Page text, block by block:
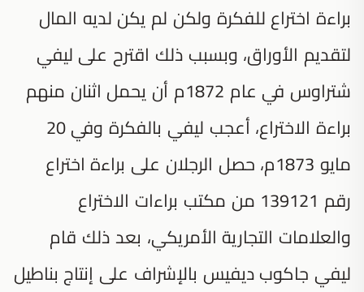
براءة اختراع للفكرة ولكن لم يكن لديه المال
لتقديم الأوراق، وبسبب ذلك اقترح على ليفي
شتراوس في عام 1872م أن يحمل اثنان منهم
براءة الاختراع، أعجب ليفي بالفكرة وفي 20
مايو 1873م، حصل الرجلان على براءة اختراع
رقم 139121 من مكتب براءات الاختراع
والعلامات التجارية الأمريكي، بعد ذلك قام
ليفي جاكوب ديفيس بالإشراف على إنتاج بناطيل